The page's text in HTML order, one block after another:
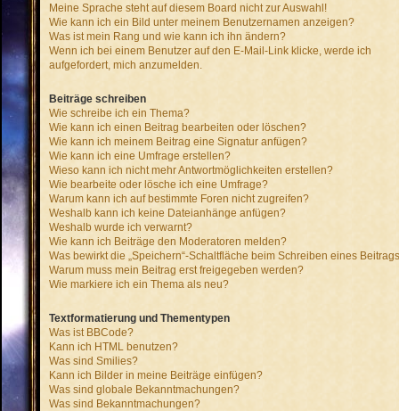
Meine Sprache steht auf diesem Board nicht zur Auswahl!
Wie kann ich ein Bild unter meinem Benutzernamen anzeigen?
Was ist mein Rang und wie kann ich ihn ändern?
Wenn ich bei einem Benutzer auf den E-Mail-Link klicke, werde ich
aufgefordert, mich anzumelden.
Beiträge schreiben
Wie schreibe ich ein Thema?
Wie kann ich einen Beitrag bearbeiten oder löschen?
Wie kann ich meinem Beitrag eine Signatur anfügen?
Wie kann ich eine Umfrage erstellen?
Wieso kann ich nicht mehr Antwortmöglichkeiten erstellen?
Wie bearbeite oder lösche ich eine Umfrage?
Warum kann ich auf bestimmte Foren nicht zugreifen?
Weshalb kann ich keine Dateianhänge anfügen?
Weshalb wurde ich verwarnt?
Wie kann ich Beiträge den Moderatoren melden?
Was bewirkt die „Speichern“-Schaltfläche beim Schreiben eines
Warum muss mein Beitrag erst freigegeben werden?
Wie markiere ich ein Thema als neu?
Textformatierung und Thementypen
Was ist BBCode?
Kann ich HTML benutzen?
Was sind Smilies?
Kann ich Bilder in meine Beiträge einfügen?
Was sind globale Bekanntmachungen?
Was sind Bekanntmachungen?